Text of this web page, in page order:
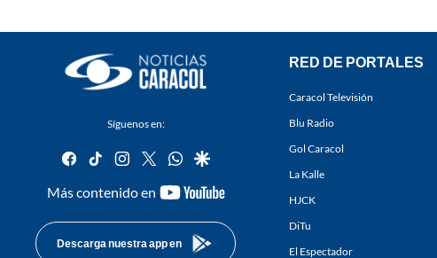
Síguenos en:
facebook
tiktok instagram
twitterwhatsapp
google
Más contenido en
youtube-
Descarga nuestra app en
RED DE PORTALES
Caracol Televisión
Blu Radio
Gol Caracol
La Kalle
HJCK
DiTu
El Espectador